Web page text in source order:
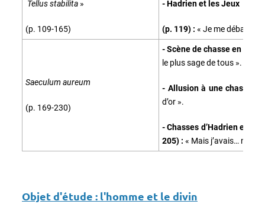
Tellus stabilita »
(p. 109-165)
- Hadrien et les Jeux
(p. 119) : « Je me
Saeculum aureum
(p. 169-230)
- Scène de chasse en
le plus sage de tous ».
- Allusion à une chasse
d’or ».
- Chasses d’Hadrien en
205) : « Mais j’avais…
Objet d'étude : l'homme et le divin